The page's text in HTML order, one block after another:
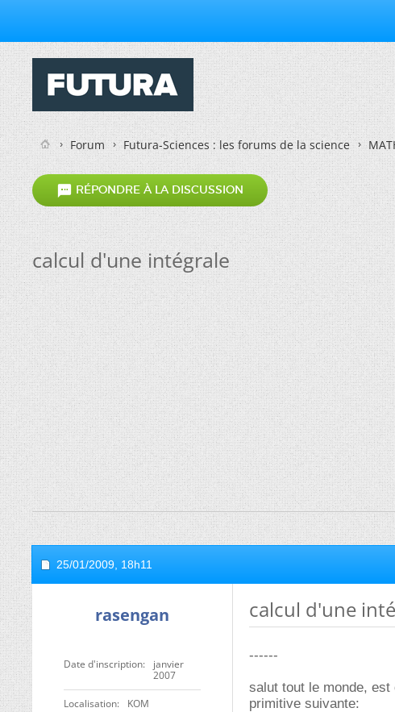
Forum Futura-Sciences : les forums de la science
 RÉPONDRE À LA DISCUSSION
calcul d'une intégrale
25/01/2009, 18h11
rasengan
Date d'inscription
janvier
2007
Localisation KOM
calcul d'une
------
salut tout le monde, est
primitive suivante: